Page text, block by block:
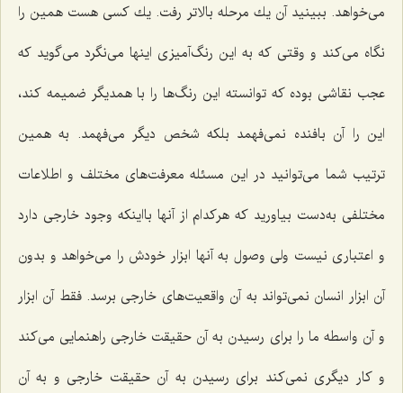
مى‌خواهد. ببینید آن یك مرحله بالاتر رفت. یك كسى هست همین را
نگاه مى‌كند و وقتى كه به این‌ رنگ‌آمیزى اینها می‌نگرد مى‌گوید که
عجب نقاشى بوده كه توانسته این رنگ‌ها را با همدیگر ضمیمه كند،
این را آن بافنده نمى‌فهمد بلکه شخص دیگر مى‌فهمد. به همین
ترتیب شما مى‌توانید در این مسئله معرفت‌هاى مختلف و اطلاعات
مختلفى به‌دست بیاورید كه هركدام از آنها بااینكه وجود خارجى دارد
و اعتبارى نیست ولى وصول به آنها ابزار خودش را مى‌خواهد و بدون
آن ابزار انسان نمى‌تواند به آن واقعیت‌هاى خارجى برسد. فقط آن ابزار
و آن واسطه ما را براى رسیدن به آن حقیقت خارجى راهنمایى مى‌كند
و كار دیگرى نمى‌كند براى رسیدن به آن حقیقت خارجى و به آن